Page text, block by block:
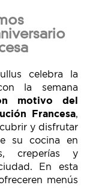
celebra la
la semana
motivo del
Francesa,
y disfrutar
su cocina en
creperías y
En esta
menús